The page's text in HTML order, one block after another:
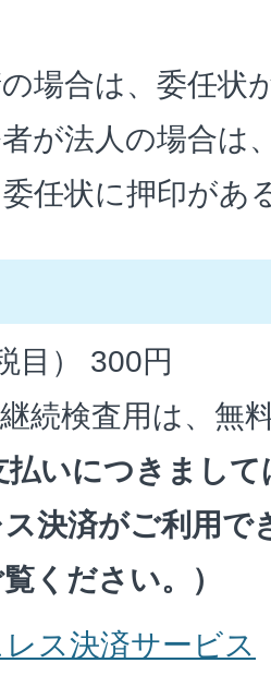
場合は、委任状
が法人の場合は
任状に押印があ
目） 300円
継続検査用は、無
払いにつきまし
決済がご利用で
ください。）
ス決済サービス